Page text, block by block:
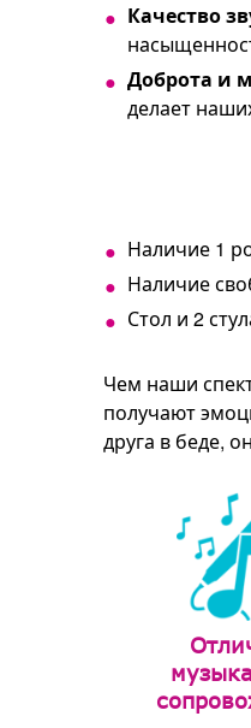
Качество
Доброта и
делает
Наличие 1
Наличие
Стол и 2
Чем наши
получают
друга в беде,